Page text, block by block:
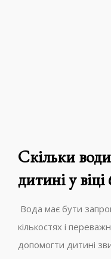
Скільки
дитині у віці
Вода має бути
кількостях і
допомогти дитині